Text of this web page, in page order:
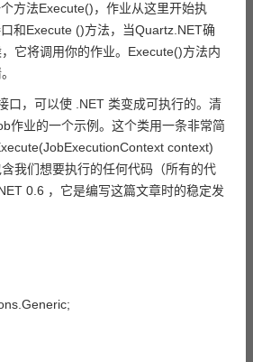
方法Execute()，作业从这里开始执
和Execute ()方法，当Quartz.NET确
它将调用你的作业。Execute()方法内
口，可以使 .NET 类变成可执行的。清
作业的一个示例。这个类用一条非常简
context)
我们想要执行的任何代码（所有的代
0.6 ，它是编写这篇文章时的稳定发